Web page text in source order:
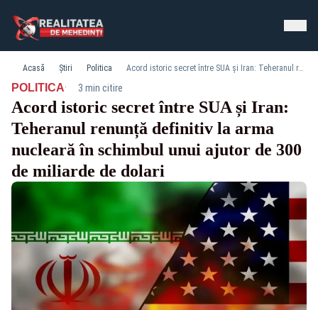
Acasă Știri Politica Acord istoric secret între SUA și Iran: Teheranul renunță definitiv la arma nucleară în schimbul unui ajutor de 300 de miliarde de dolari
POLITICA· 3 min citire
Acord istoric secret între SUA și Iran:
Teheranul renunță definitiv la arma
nucleară în schimbul unui ajutor de 300
de miliarde de dolari